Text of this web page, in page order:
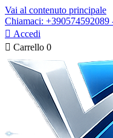
Vai al contenuto principale
Chiamaci:
 Accedi
 Carrello 0